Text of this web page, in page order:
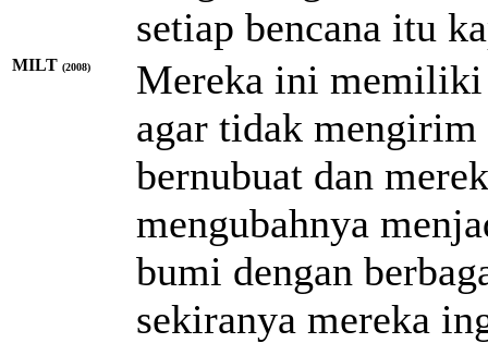
setiap bencana itu
MILT (2008)
Mereka ini
agar tidak
bernubuat dan
mengubahnya
bumi dengan
sekiranya mereka